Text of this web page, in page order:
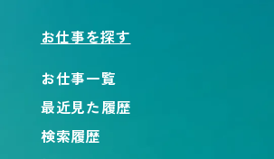
お仕事を探す
お仕事一覧
最近見た履歴
検索履歴